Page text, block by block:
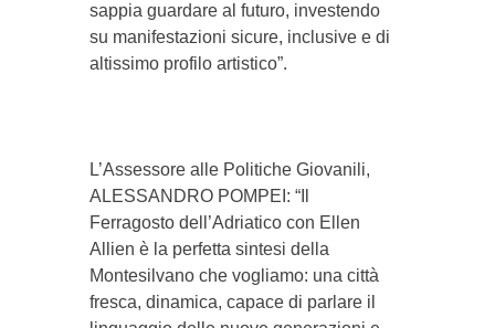
sappia guardare al futuro, investendo
su manifestazioni sicure, inclusive e di
altissimo profilo artistico”.
​L’Assessore alle Politiche Giovanili,
ALESSANDRO POMPEI: “Il
Ferragosto dell’Adriatico con Ellen
Allien è la perfetta sintesi della
Montesilvano che vogliamo: una città
fresca, dinamica, capace di parlare il